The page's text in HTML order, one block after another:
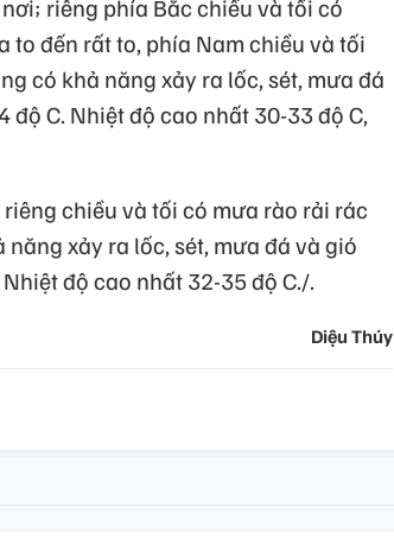
riêng phía Bắc chiều và tối có
to đến rất to, phía Nam chiều và tối
có khả năng xảy ra lốc, sét, mưa đá
C. Nhiệt độ cao nhất 30-33 độ C,
chiều và tối có mưa rào rải rác
xảy ra lốc, sét, mưa đá và gió
độ cao nhất 32-35 độ C./.
Diệu Thúy